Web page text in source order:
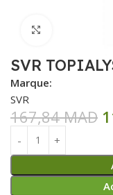
SVR
Marque:
SVR
167,84MAD